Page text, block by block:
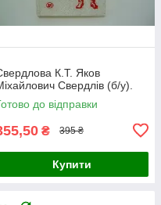
К.Т. Яков
Свердлів (б/у).
до відправки
₴ 395 ₴
Купити